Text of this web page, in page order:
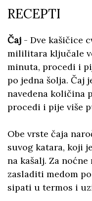
RECEPTI
Čaj - Dve kašičice
mililitara ključale
minuta, procedi i
po jedna šolja. Čaj
navedena količina
procedi i pije više
Obe vrste čaja
suvog katara, koji
na kašalj. Za
zasladiti medom
sipati u termos i